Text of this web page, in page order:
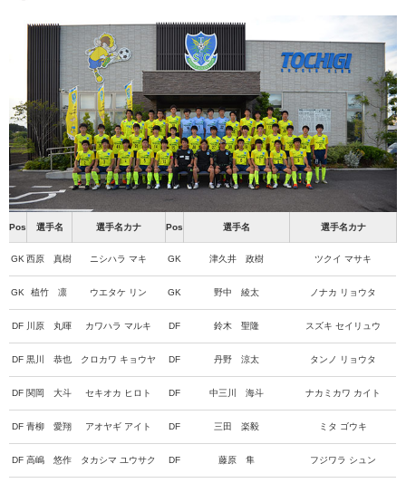
Pos 選手名 選手名カナ Pos 選手名 選手名カナ
GK西原 真樹 ニシハラ マキ GK 津久井 政樹 ツクイ マサキ
GK 植竹 凛 ウエタケ リン GK 野中 綾太 ノナカ リョウタ
DF 川原 丸暉 カワハラ マルキ DF 鈴木 聖隆 スズキ セイリュウ
DF 黒川 恭也 クロカワ キョウヤ DF 丹野 涼太 タンノ リョウタ
DF 関岡 大斗 セキオカ ヒロト DF 中三川 海斗 ナカミカワ カイト
DF 青柳 愛翔 アオヤギ アイト DF 三田 楽毅 ミタ ゴウキ
DF 高嶋 悠作 タカシマ ユウサク DF 藤原 隼 フジワラ シュン